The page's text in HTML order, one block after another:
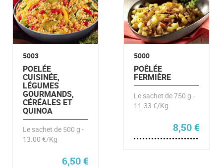
5003
POELÉE
CUISINÉE,
LÉGUMES
GOURMANDS,
CÉRÉALES ET
QUINOA
Le sachet de 500 g -
13.00 €/Kg
6,50€
5000
POÊLÉE
FERMIÈRE
Le sachet de 750 g -
11.33 €/Kg
8,50€